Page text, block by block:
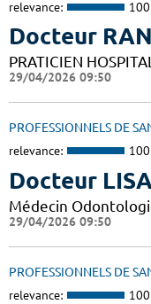
relevance:
Docteur
PRATICIEN
29/04/2026 09:50
PROFESSIONNELS DE
relevance:
Docteur
Médecin
29/04/2026 09:50
PROFESSIONNELS DE
relevance: